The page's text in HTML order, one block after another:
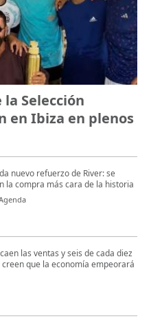
Selección
en Ibiza en plenos
nuevo refuerzo de River: se
la compra más cara de la historia
las ventas y seis de cada diez
que la economía empeorará